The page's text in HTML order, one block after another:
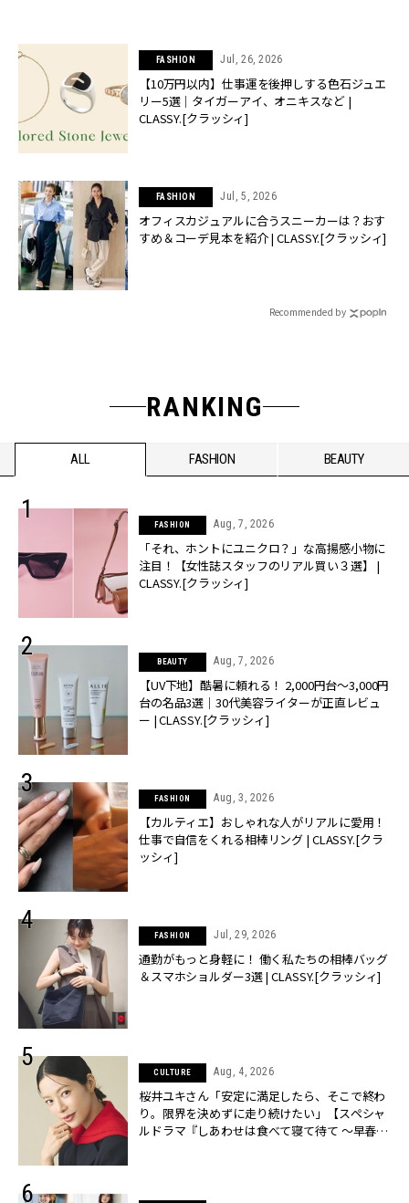
FASHION Jul, 26, 2026
【10万円以内】仕事運を後押しする色石ジュエ
リー5選｜タイガーアイ、オニキスなど |
CLASSY.[クラッシィ]
FASHION Jul, 5, 2026
オフィスカジュアルに合うスニーカーは？おす
すめ＆コーデ見本を紹介 | CLASSY.[クラッシィ]
Recommended by
RANKING
ALL FASHION BEAUTY
FASHION Aug, 7, 2026
「それ、ホントにユニクロ？」な高揚感小物に
注目！【女性誌スタッフのリアル買い３選】 |
CLASSY.[クラッシィ]
BEAUTY Aug, 7, 2026
【UV下地】酷暑に頼れる！ 2,000円台〜3,000円
台の名品3選｜30代美容ライターが正直レビュ
ー | CLASSY.[クラッシィ]
FASHION Aug, 3, 2026
【カルティエ】おしゃれな人がリアルに愛用！
仕事で自信をくれる相棒リング | CLASSY.[クラ
ッシィ]
FASHION Jul, 29, 2026
通勤がもっと身軽に！ 働く私たちの相棒バッグ
＆スマホショルダー3選 | CLASSY.[クラッシィ]
CULTURE Aug, 4, 2026
桜井ユキさん「安定に満足したら、そこで終わ
り。限界を決めずに走り続けたい」【スペシャ
ルドラマ『しあわせは食べて寝て待て ～早春の